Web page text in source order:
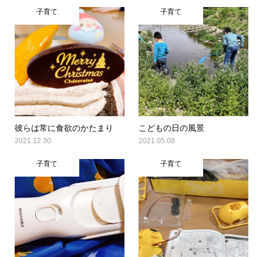
子育て
彼らは常に食欲のかたまり
2021.12.30
子育て
こどもの日の風景
2021.05.08
子育て 子育て